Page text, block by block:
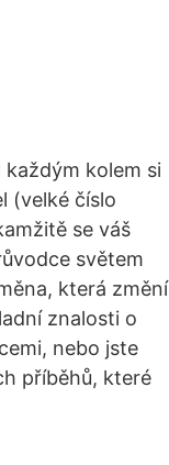
kolem si
(velké číslo
se váš
světem
která změní
znalosti o
nebo jste
příběhů, které